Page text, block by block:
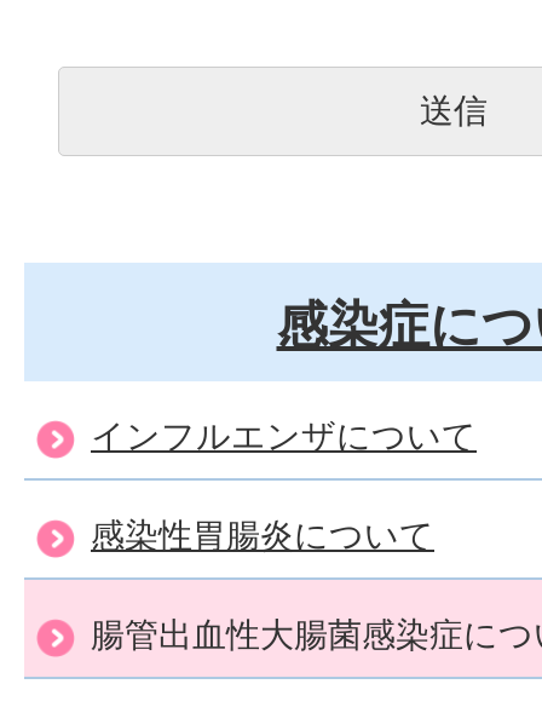
感染症に
インフルエンザについて
感染性胃腸炎について
腸管出血性大腸菌感染症に